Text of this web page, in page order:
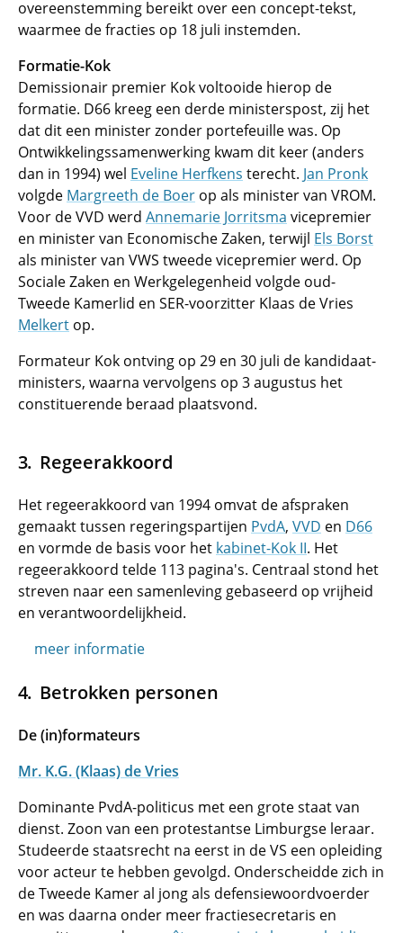
overeenstemming bereikt over een concept-tekst,
waarmee de fracties op 18 juli instemden.
Formatie-Kok
Demissionair premier Kok voltooide hierop de
formatie. D66 kreeg een derde ministerspost, zij het
dat dit een minister zonder portefeuille was. Op
Ontwikkelingssamenwerking kwam dit keer (anders
dan in 1994) wel Eveline Herfkens terecht. Jan Pronk
volgde Margreeth de Boer op als minister van VROM.
Voor de VVD werd Annemarie Jorritsma vicepremier
en minister van Economische Zaken, terwijl Els Borst
als minister van VWS tweede vicepremier werd. Op
Sociale Zaken en Werkgelegenheid volgde oud-
Tweede Kamerlid en SER-voorzitter Klaas de Vries
Melkert op.
Formateur Kok ontving op 29 en 30 juli de kandidaat-
ministers, waarna vervolgens op 3 augustus het
constituerende beraad plaatsvond.
Regeerakkoord
Het regeerakkoord van 1994 omvat de afspraken
gemaakt tussen regeringspartijen PvdA, VVD en D66
en vormde de basis voor het kabinet-Kok II. Het
regeerakkoord telde 113 pagina's. Centraal stond het
streven naar een samenleving gebaseerd op vrijheid
en verantwoordelijkheid.
meer informatie
Betrokken personen
De (in)formateurs
Mr. K.G. (Klaas) de Vries
Dominante PvdA-politicus met een grote staat van
dienst. Zoon van een protestantse Limburgse leraar.
Studeerde staatsrecht na eerst in de VS een opleiding
voor acteur te hebben gevolgd. Onderscheidde zich in
de Tweede Kamer al jong als defensiewoordvoerder
en was daarna onder meer fractiesecretaris en